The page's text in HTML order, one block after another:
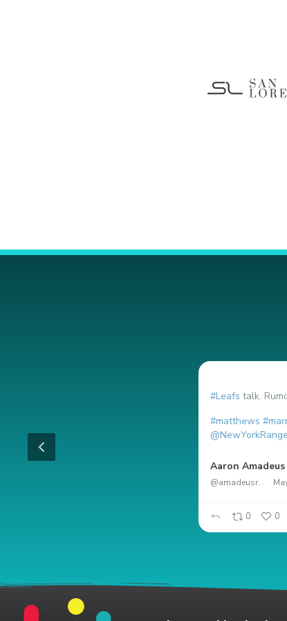
#Leafs talk.
#matthews
Aaron Amadeus
@amadeusrock
0 0